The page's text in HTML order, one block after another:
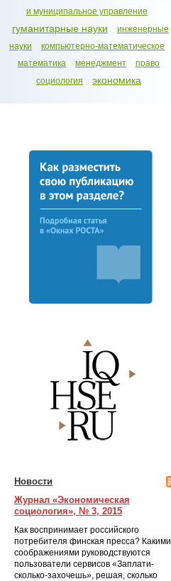
и муниципальное управление
гуманитарные науки
инженерные
науки
компьютерно-математическое
математика
менеджмент
право
социология
экономика
Новости
Журнал «Экономическая
социология», № 3, 2015
Как воспринимает российского
потребителя финская пресса? Какими
соображениями руководствуются
пользователи сервисов «Заплати-
сколько-захочешь», решая, сколько